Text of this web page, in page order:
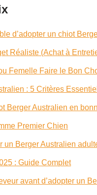
d’adopter un chiot
Réaliste (Achat à
Femelle Faire le Bon
: 5 Critères
Berger Australien en
Premier Chien
un Berger Australien
: Guide Complet
avant d’adopter un